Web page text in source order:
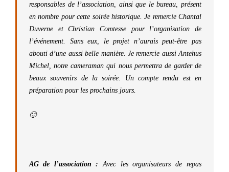
responsables de l’association, ainsi que le bureau, présent
en nombre pour cette soirée historique. Je remercie Chantal
Duverne et Christian Comtesse pour l’organisation de
l’événement. Sans eux, le projet n’aurais peut-être pas
abouti d’une aussi belle manière. Je remercie aussi Antehus
Michel, notre cameraman qui nous permettra de garder de
beaux souvenirs de la soirée. Un compte rendu est en
préparation pour les prochains jours.
🙂
AG de l’association : Avec les organisateurs de repas